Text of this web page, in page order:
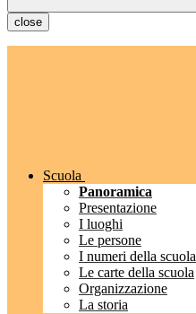
close
Scuola
Panoramica
Presentazione
I luoghi
Le persone
I numeri della scuola
Le carte della scuola
Organizzazione
La storia